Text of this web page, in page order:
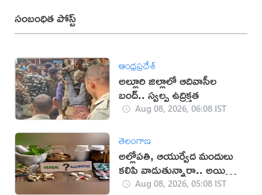
సంబంధిత పోస్ట్
ఆంధ్రప్రదేశ్
అల్లూరి జిల్లాలో ఆదివాసీల
బంద్.. స్వల్ప ఉద్రిక్తత
Aug 08, 2026, 06:08 IST
తెలంగాణ
అల్లోపతి, ఆయుర్వేద మందులు
కలిపి వాడుతున్నారా.. అయితే
జాగ్రత్త!Aug 08, 2026, 05:08 IST